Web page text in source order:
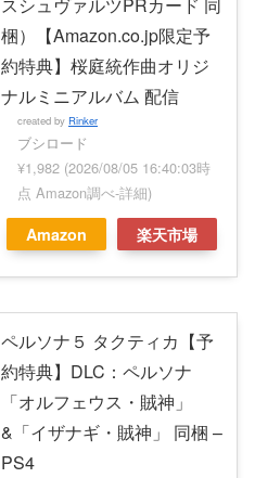
梱）【Amazon.co.jp限定予
約特典】桜庭統作曲オリジ
ナルミニアルバム 配信
created by Rinker
ブシロード
¥1,982 (2026/08/05 16:40:03時
点 Amazon調べ-詳細)
Amazon 楽天市場
ペルソナ５ タクティカ【予
約特典】DLC：ペルソナ
「オルフェウス・賊神」
&「イザナギ・賊神」 同梱 –
PS4